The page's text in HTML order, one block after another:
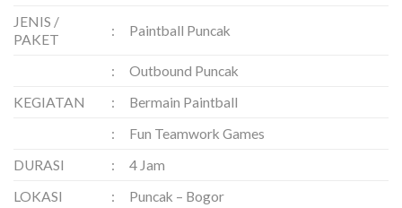
JENIS /
PAKET
: Paintball Puncak
:
Outbound Puncak
KEGIATAN
:
Bermain Paintball
:
Fun Teamwork Games
DURASI
:
4 Jam
LOKASI
:
Puncak – Bogor